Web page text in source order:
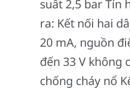
suất 2,5 bar Tín
ra: Kết nối hai
20 mA, nguồn
đến 33 V không
chống cháy nổ